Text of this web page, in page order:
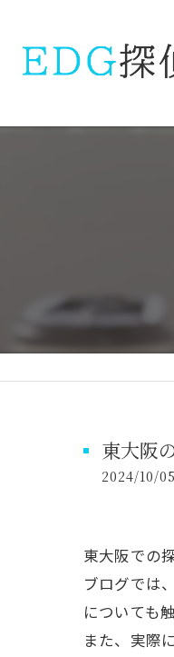
東大阪
2024/10/05
東大阪での
ブログでは
についても
また、実際